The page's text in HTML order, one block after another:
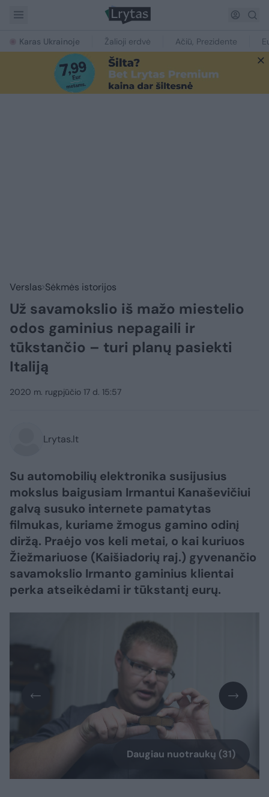
Karas Ukrainoje Žalioji erdvė Ačiū, Prezidente
Verslas Sėkmės istorijos
Už savamokslio iš mažo miestelio
odos gaminius nepagaili ir
tūkstančio – turi planų pasiekti
Italiją
2020 m. rugpjūčio 17 d. 15:57
Lrytas.lt
Su automobilių elektronika susijusius
mokslus baigusiam Irmantui Kanaševičiui
galvą susuko internete pamatytas
filmukas, kuriame žmogus gamino odinį
diržą. Praėjo vos keli metai, o kai kuriuos
Žiežmariuose (Kaišiadorių raj.) gyvenančio
savamokslio Irmanto gaminius klientai
perka atseikėdami ir tūkstantį eurų.
Daugiau nuotraukų (31)